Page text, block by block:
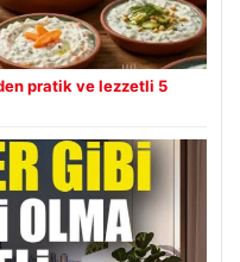
pratik ve lezzetli 5